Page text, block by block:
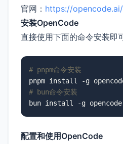
官网： https://opencode.ai/
安装OpenCode
直接使用下面的命令安装即
# pnpm命令安装
# bun命令安装
bun install -g
配置和使用OpenCode